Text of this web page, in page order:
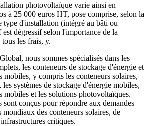
photovoltaïque varie ainsi en
à 25 000 euros HT, pose comprise, selon la
type d'installation (intégré au bâti ou
dégressif selon l'importance de la
tous les frais, y.
nous sommes spécialisés dans les
les conteneurs de stockage d'énergie et
mobiles, y compris les conteneurs solaires,
systèmes de stockage d'énergie mobiles,
mobiles et les solutions photovoltaïques.
conçus pour répondre aux demandes
mondiaux des conteneurs solaires, de
critiques.